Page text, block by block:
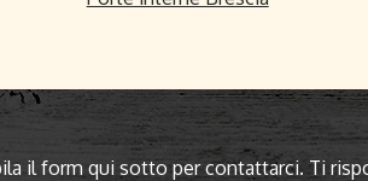
il form qui sotto per contattarci. Ti